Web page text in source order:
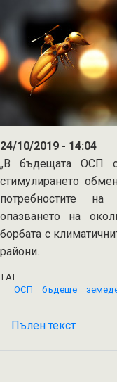
среща
по
новия
модел
на
в
24/10/2019 - 14:04
„В бъдещата ОСП
стимулирането
потребностите
опазването на
борбата с
райони.
ТАГ
ОСП
бъдеще
Пълен текст